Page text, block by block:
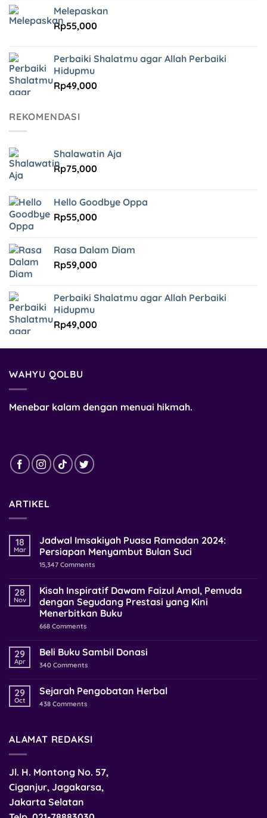
Melepaskan
Rp55,000
Perbaiki Shalatmu agar Allah Perbaiki
Hidupmu
Rp49,000
REKOMENDASI
Shalawatin Aja
Rp75,000
Hello Goodbye Oppa
Rp55,000
Rasa Dalam Diam
Rp59,000
Perbaiki Shalatmu agar Allah Perbaiki
Hidupmu
Rp49,000
WAHYU QOLBU
Menebar kalam dengan menuai hikmah.
ARTIKEL
18
Mar
Jadwal Imsakiyah Puasa Ramadan 2024:
Persiapan Menyambut Bulan Suci
15,347 Comments
28
Nov
Kisah Inspiratif Dawam Faizul Amal, Pemuda
dengan Segudang Prestasi yang Kini
Menerbitkan Buku
668 Comments
29
Apr
Beli Buku Sambil Donasi
340 Comments
29
Oct
Sejarah Pengobatan Herbal
438 Comments
ALAMAT REDAKSI
Jl. H. Montong No. 57,
Ciganjur, Jagakarsa,
Jakarta Selatan